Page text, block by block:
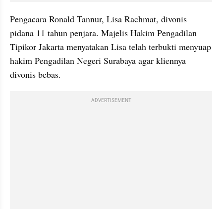
Pengacara Ronald Tannur, Lisa Rachmat, divonis
pidana 11 tahun penjara. Majelis Hakim Pengadilan
Tipikor Jakarta menyatakan Lisa telah terbukti menyuap
hakim Pengadilan Negeri Surabaya agar kliennya
divonis bebas.
ADVERTISEMENT